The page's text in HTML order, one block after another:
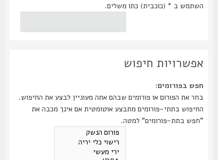
השתמש ב * (כוכבית) כתו משלים.
אפשרויות חיפוש
חפש בפורומים:
בחר את הפורום או פורומים שבהם אתה מעוניין לבצע את החיפוש.
החיפוש בתתי-פורומים מתבצע אוטומטית אם אינך מכבה את
"חפש בתת-פורומים" למטה.